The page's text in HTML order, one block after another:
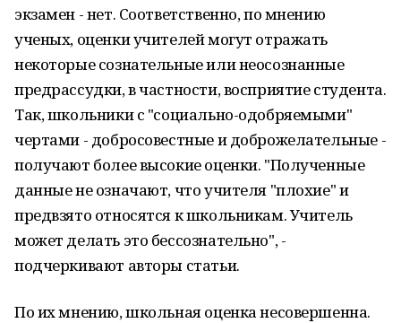
экзамен - нет. Соответственно, по мнению
ученых, оценки учителей могут отражать
некоторые сознательные или неосознанные
предрассудки, в частности, восприятие студента.
Так, школьники с "социально-одобряемыми"
чертами - добросовестные и доброжелательные -
получают более высокие оценки. "Полученные
данные не означают, что учителя "плохие" и
предвзято относятся к школьникам. Учитель
может делать это бессознательно", -
подчеркивают авторы статьи.
По их мнению, школьная оценка несовершенна.